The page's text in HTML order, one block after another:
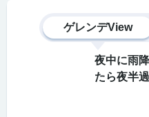
ゲレンデView
夜中に雨
たら夜半